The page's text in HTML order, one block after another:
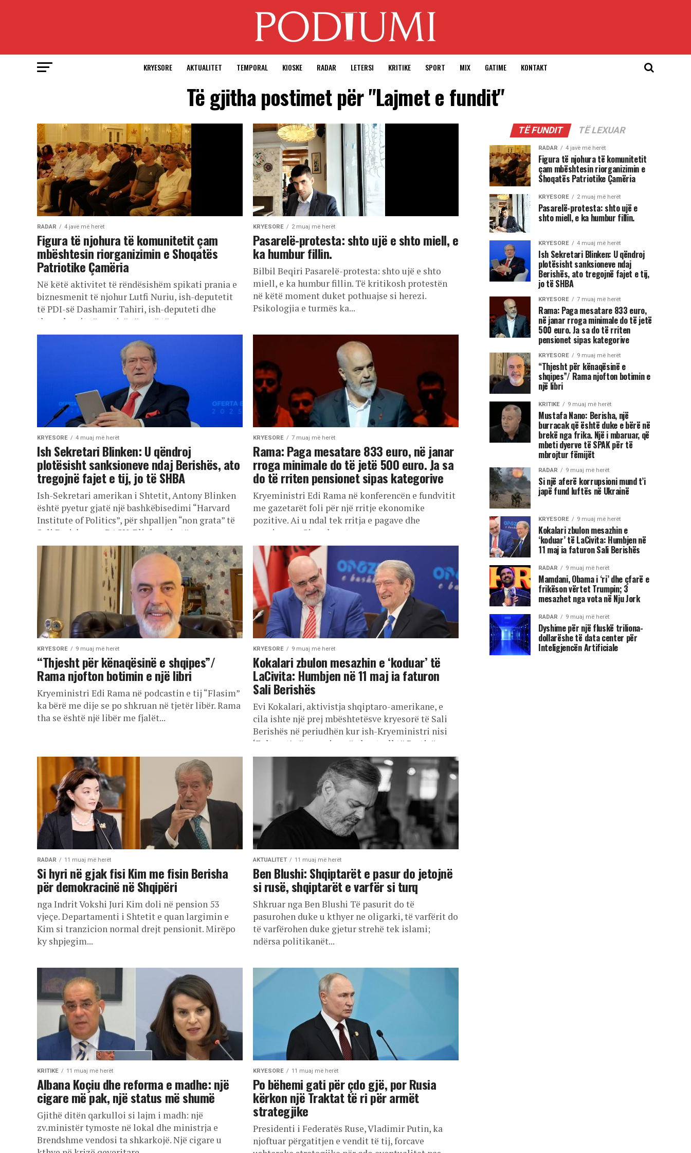
KRYESORE AKTUALITET TEMPORAL KIOSKE RADAR LETERSI KRITIKE SPORT MIX GATIME KONTAKT
Të gjitha postimet për "Lajmet e fundit"
RADAR 4 javë më herët
Figura të njohura të komunitetit çam
mbështesin riorganizimin e Shoqatës
Patriotike Çamëria
Në këtë aktivitet të rëndësishëm spikati prania e
biznesmenit të njohur Lutfi Nuriu, ish-deputetit
të PDI-së Dashamir Tahiri, ish-deputeti dhe
themeluesit të partisë së parë të...
KRYESORE 2 muaj më herët
Pasarelë-protesta: shto ujë e shto miell, e
ka humbur fillin.
Bilbil Beqiri Pasarelë-protesta: shto ujë e shto
miell, e ka humbur fillin. Të kritikosh protestën
në këtë moment duket pothuajse si herezi.
Psikologjia e turmës ka...
KRYESORE 4 muaj më herët
Ish Sekretari Blinken: U qëndroj
plotësisht sanksioneve ndaj Berishës, ato
tregojnë fajet e tij, jo të SHBA
Ish-Sekretari amerikan i Shtetit, Antony Blinken
është pyetur gjatë një bashkëbisedimi “Harvard
Institute of Politics”, për shpalljen “non grata” të
Sali Berisha nga DASH. Blinken thotë...
KRYESORE 7 muaj më herët
Rama: Paga mesatare 833 euro, në janar
rroga minimale do të jetë 500 euro. Ja sa
do të rriten pensionet sipas kategorive
Kryeministri Edi Rama në konferencën e fundvitit
me gazetarët foli për një rritje ekonomike
pozitive. Ai u ndal tek rritja e pagave dhe
pensioneve. Sipas kreut...
KRYESORE 9 muaj më herët
“Thjesht për kënaqësinë e shqipes”/
Rama njofton botimin e një libri
Kryeministri Edi Rama në podcastin e tij “Flasim”
ka bërë me dije se po shkruan në tjetër libër. Rama
tha se është një libër me fjalët...
KRYESORE 9 muaj më herët
Kokalari zbulon mesazhin e ‘koduar’ të
LaCivita: Humbjen në 11 maj ia faturon
Sali Berishës
Evi Kokalari, aktivistja shqiptaro-amerikane, e
cila ishte një prej mbështetësve kryesorë të Sali
Berishës në periudhën kur ish-Kryeministri nisi
‘Foltoret’ për marrjen nën kontroll të Partisë...
RADAR 11 muaj më herët
Si hyri në gjak fisi Kim me fisin Berisha
për demokracinë në Shqipëri
nga Indrit Vokshi Juri Kim doli në pension 53
vjeçe. Departamenti i Shtetit e quan largimin e
Kim si tranzicion normal drejt pensionit. Mirëpo
ky shpjegim...
AKTUALITET 11 muaj më herët
Ben Blushi: Shqiptarët e pasur do jetojnë
si rusë, shqiptarët e varfër si turq
Shkruar nga Ben Blushi Të pasurit do të
pasurohen duke u kthyer ne oligarki, të varfërit do
të varfërohen duke gjetur strehë tek islami;
ndërsa politikanët...
KRITIKE 11 muaj më herët
Albana Koçiu dhe reforma e madhe: një
cigare më pak, një status më shumë
Gjithë ditën qarkulloi si lajm i madh: një
zv.ministër tymoste në lokal dhe ministrja e
Brendshme vendosi ta shkarkojë. Një cigare u
KRYESORE 11 muaj më herët
Po bëhemi gati për çdo gjë, por Rusia
kërkon një Traktat të ri për armët
strategjike
Presidenti i Federatës Ruse, Vladimir Putin, ka
njoftuar përgatitjen e vendit të tij, forcave
TË FUNDIT TË LEXUAR
RADAR 4 javë më herët
Figura të njohura të komunitetit
çam mbështesin riorganizimin e
Shoqatës Patriotike Çamëria
KRYESORE 2 muaj më herët
Pasarelë-protesta: shto ujë e
shto miell, e ka humbur fillin.
KRYESORE 4 muaj më herët
Ish Sekretari Blinken: U qëndroj
plotësisht sanksioneve ndaj
Berishës, ato tregojnë fajet e tij,
jo të SHBA
KRYESORE 7 muaj më herët
Rama: Paga mesatare 833 euro,
në janar rroga minimale do të jetë
500 euro. Ja sa do të rriten
pensionet sipas kategorive
KRYESORE 9 muaj më herët
“Thjesht për kënaqësinë e
shqipes”/ Rama njofton botimin e
një libri
KRITIKE 9 muaj më herët
Mustafa Nano: Berisha, një
burracak që është duke e bërë në
brekë nga frika. Një i mbaruar, që
mbeti dyerve të SPAK për të
mbrojtur fëmijët
RADAR 9 muaj më herët
Si një aferë korrupsioni mund t’i
japë fund luftës në Ukrainë
KRYESORE 9 muaj më herët
Kokalari zbulon mesazhin e
‘koduar’ të LaCivita: Humbjen në
11 maj ia faturon Sali Berishës
RADAR 9 muaj më herët
Mamdani, Obama i ‘ri’ dhe çfarë e
frikëson vërtet Trumpin; 3
mesazhet nga vota në Nju Jork
RADAR 9 muaj më herët
Dyshime për një fluskë triliona-
dollarëshe të data center për
Inteligjencën Artificiale